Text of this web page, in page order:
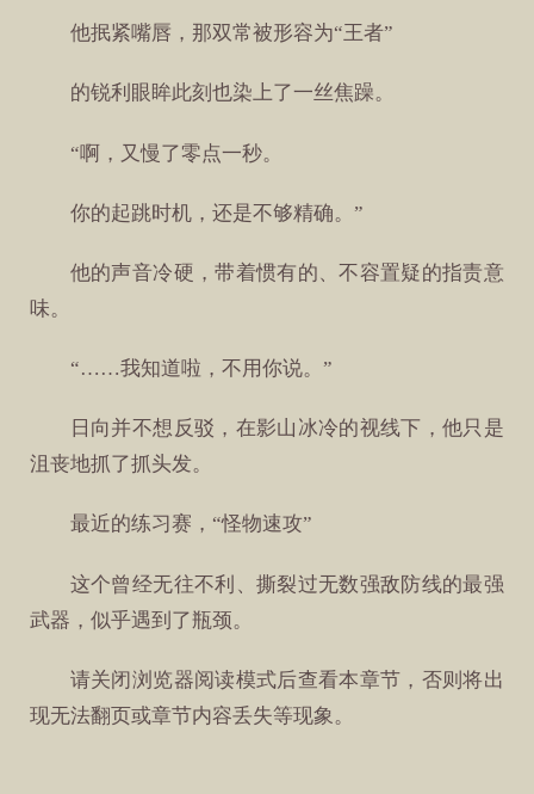
他抿紧嘴唇，那双常被形容为“王者”
的锐利眼眸此刻也染上了一丝焦躁。
“啊，又慢了零点一秒。
你的起跳时机，还是不够精确。”
他的声音冷硬，带着惯有的、不容置疑的指责意
味。
“……我知道啦，不用你说。”
日向并不想反驳，在影山冰冷的视线下，他只是
沮丧地抓了抓头发。
最近的练习赛，“怪物速攻”
这个曾经无往不利、撕裂过无数强敌防线的最强
武器，似乎遇到了瓶颈。
请关闭浏览器阅读模式后查看本章节，否则将出
现无法翻页或章节内容丢失等现象。